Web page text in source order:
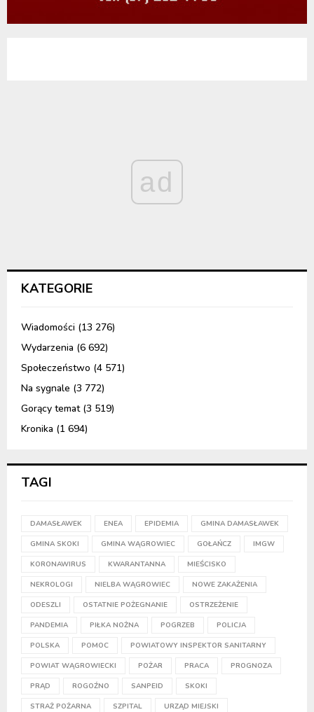
ad
KATEGORIE
Wiadomości (13 276)
Wydarzenia (6 692)
Społeczeństwo (4 571)
Na sygnale (3 772)
Gorący temat(3 519)
Kronika (1 694)
TAGI
DAMASŁAWEK ENEA EPIDEMIA GMINA DAMASŁAWEK
GMINA SKOKI GMINA WĄGROWIEC GOŁAŃCZ IMGW
KORONAWIRUS KWARANTANNA MIEŚCISKO
NEKROLOGI NIELBA WĄGROWIEC NOWE ZAKAŻENIA
ODESZLI OSTATNIE POŻEGNANIE OSTRZEŻENIE
PANDEMIA PIŁKA NOŻNA POGRZEB POLICJA
POLSKA POMOC POWIATOWY INSPEKTOR SANITARNY
POWIAT WĄGROWIECKI POŻAR PRACA PROGNOZA
PRĄD ROGOŹNO SANPEID SKOKI
STRAŻ POŻARNA SZPITAL URZĄD MIEJSKI